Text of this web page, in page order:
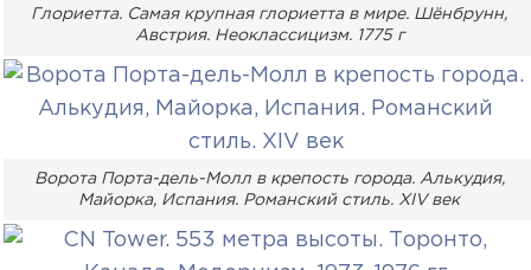
Глориетта. Самая крупная глориетта в мире. Шёнбрунн,
Австрия. Неоклассицизм. 1775 г
Ворота Порта-дель-Молл в крепость города. Алькудия,
Майорка, Испания. Романский стиль. XIV век